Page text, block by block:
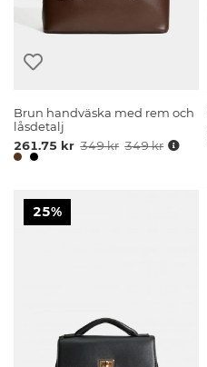
Brun handväska med rem och
låsdetalj
261.75 kr 349 kr 349 kr
25%